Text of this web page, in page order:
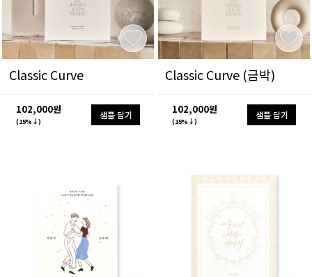
Classic Curve
102,000원
(15%↓)
샘플 담기
Classic Curve (금박)
102,000원
(15%↓)
샘플 담기